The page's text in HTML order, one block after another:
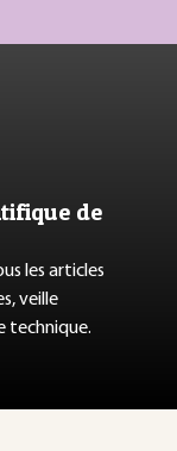
de
les articles
veille
technique.